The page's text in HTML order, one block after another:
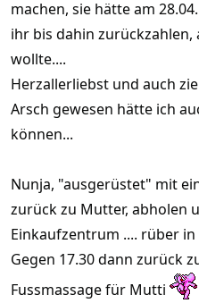
machen, sie hätte am
ihr bis dahin zurückzahlen,
wollte....
Herzallerliebst und auch
Arsch gewesen hätte ich
können...
Nunja, "ausgerüstet" mit
zurück zu Mutter, abholen
Einkaufzentrum .... rüber
Gegen 17.30 dann zurück
Fussmassage für Mutti